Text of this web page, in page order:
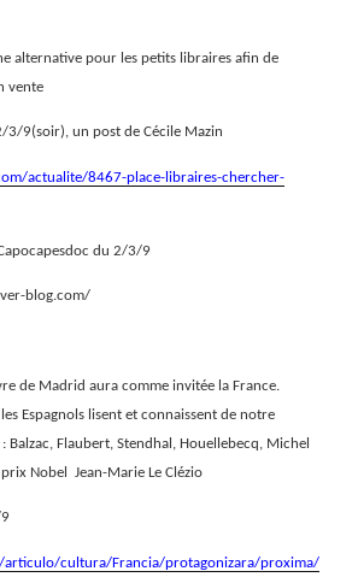
alternative pour les petits libraires afin de
vente
3/9(soir), un post de Cécile Mazin
actualite/8467-place-libraires-chercher-
du 2/3/9
blog.com/
de Madrid aura comme invitée la France.
Espagnols lisent et connaissent de notre
: Balzac, Flaubert, Stendhal, Houellebecq, Michel
Nobel Jean-Marie Le Clézio
articulo/cultura/Francia/protagonizara/proxima/